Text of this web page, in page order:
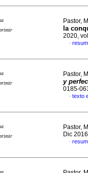
Pastor,
la
2020,
·
Pastor,
y
0185-
· texto
Pastor,
Dic
·